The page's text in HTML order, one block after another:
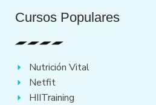
e
r
o
o
b
e
g
r
Cursos Populares
Nutrición Vital
Netfit
HIITraining